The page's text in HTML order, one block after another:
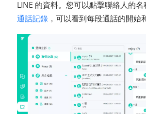
LINE 的資料。您可以點擊聯絡人的名
通話記錄 ，可以看到每段通話的開始